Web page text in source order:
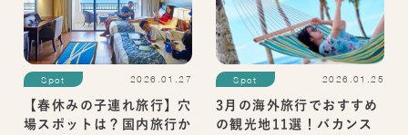
Spot 2026.01.27
【春休みの子連れ旅行】穴
場スポットは？国内旅行か
Spot 2026.01.25
3月の海外旅行でおすすめ
の観光地11選！バカンス